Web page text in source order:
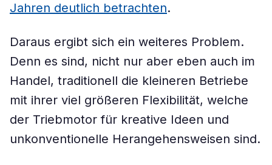
Jahren deutlich betrachten.
Daraus ergibt sich ein weiteres Problem.
Denn es sind, nicht nur aber eben auch im
Handel, traditionell die kleineren Betriebe
mit ihrer viel größeren Flexibilität, welche
der Triebmotor für kreative Ideen und
unkonventionelle Herangehensweisen sind.